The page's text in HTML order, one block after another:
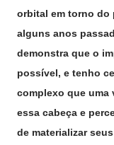
orbital em torno do
alguns anos
demonstra que o
possível, e tenho
complexo que uma
essa cabeça e
de materializar